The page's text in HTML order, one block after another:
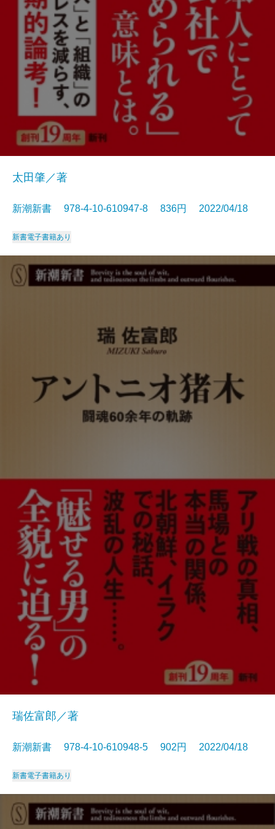
太田肇／著
新潮新書 978-4-10-610947-8 836円 2022/04/18
新書電子書籍あり
瑞佐富郎／著
新潮新書 978-4-10-610948-5 902円 2022/04/18
新書電子書籍あり